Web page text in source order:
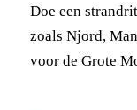
Doe een
zoals Njord,
voor de Grote